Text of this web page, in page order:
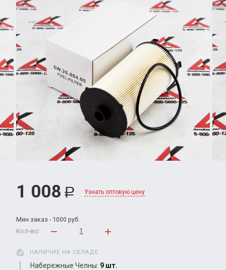
1 008 Р Узнать оптовую цену
Мин.заказ - 1000 руб.
Кол-во:
НАЛИЧИЕ НА СКЛАДЕ:
Набережные Челны: 9 шт.